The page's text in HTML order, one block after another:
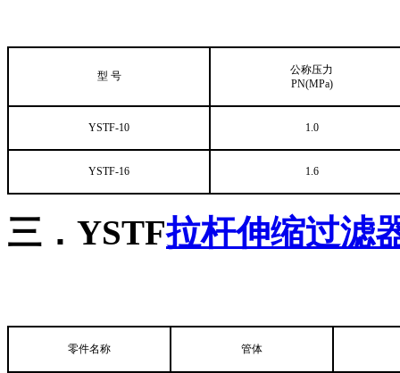
型 号
公称压力
PN(MPa)
YSTF-10 1.0
YSTF-16 1.6
三．YSTF拉杆伸缩过滤
零件名称 管体